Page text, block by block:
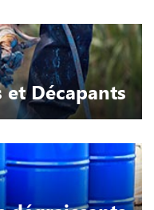
et Décapants